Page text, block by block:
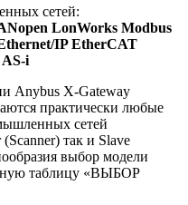
сетей:
LonWorks Modbus
IP EtherCAT
i
Anybus X-Gateway
практически любые
сетей
так и Slave
выбор модели
таблицу «ВЫБОР